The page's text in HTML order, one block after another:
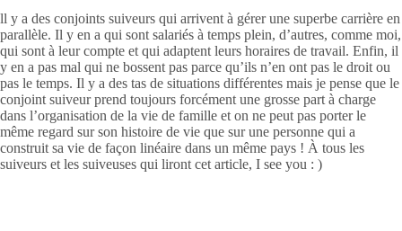
ll y a des conjoints suiveurs qui arrivent à gérer une superbe carrière en
parallèle. Il y en a qui sont salariés à temps plein, d’autres, comme moi,
qui sont à leur compte et qui adaptent leurs horaires de travail. Enfin, il
y en a pas mal qui ne bossent pas parce qu’ils n’en ont pas le droit ou
pas le temps. Il y a des tas de situations différentes mais je pense que le
conjoint suiveur prend toujours forcément une grosse part à charge
dans l’organisation de la vie de famille et on ne peut pas porter le
même regard sur son histoire de vie que sur une personne qui a
construit sa vie de façon linéaire dans un même pays ! À tous les
suiveurs et les suiveuses qui liront cet article, I see you : )